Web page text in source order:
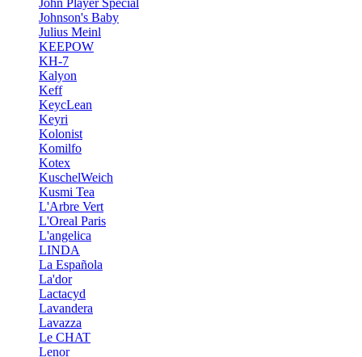
John Player Special
Johnson's Baby
Julius Meinl
KEEPOW
KH-7
Kalyon
Keff
KeycLean
Keyri
Kolonist
Komilfo
Kotex
KuschelWeich
Kusmi Tea
L'Arbre Vert
L'Oreal Paris
L'angelica
LINDA
La Española
La'dor
Lactacyd
Lavandera
Lavazza
Le CHAT
Lenor